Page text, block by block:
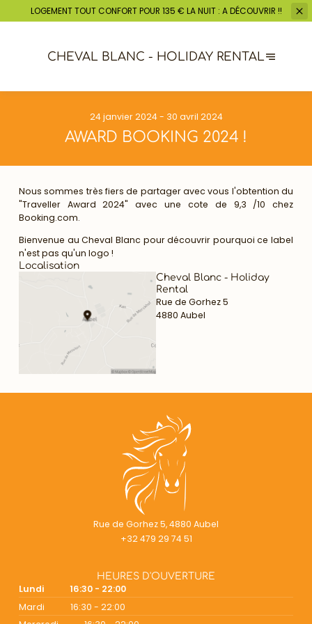
LOGEMENT TOUT CONFORT POUR 135 € LANUIT : A DÉCOUVRIR !!
CHEVAL BLANC - HOLIDAY RENTAL
24 janvier 2024 - 30 avril 2024
AWARD BOOKING 2024 !
Nous sommes très fiers de partager avec vous l'obtention du
"Traveller Award 2024" avec une cote de 9,3 /10 chez
Booking.com.
Bienvenue au Cheval Blanc pour découvrir pourquoi ce label
n'est pas qu'un logo !
Localisation
Cheval Blanc - Holiday
Rental
Rue de Gorhez 5
4880 Aubel
Rue de Gorhez 5, 4880 Aubel
+32 479 29 74 51
HEURES D'OUVERTURE
Lundi
16:30 - 22:00
Mardi
16:30 - 22:00